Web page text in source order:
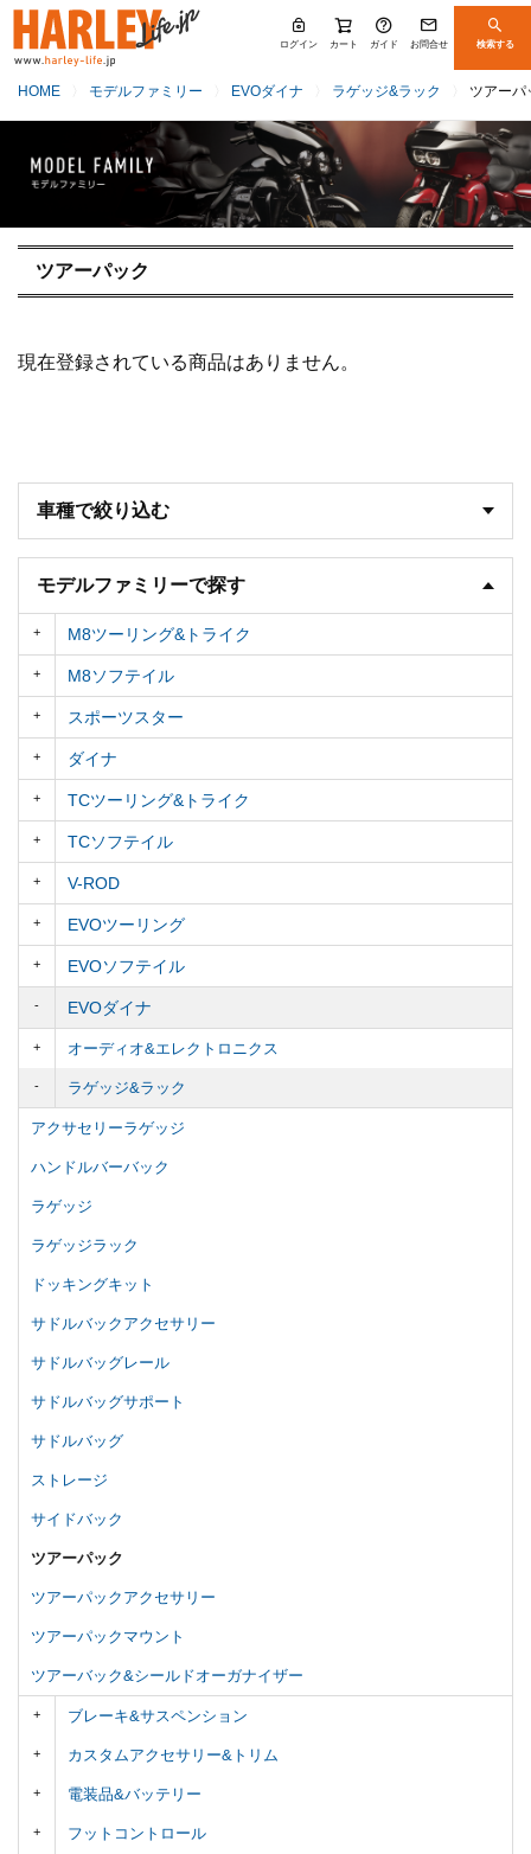
ログイン カート ガイド お問合せ 検索する
HOME モデルファミリー EVOダイナ ラゲッジ&ラック ツアーパ
ツアーパック
現在登録されている商品はありません。
車種で絞り込む
モデルファミリーで探す
M8ツーリング&トライク
M8ソフテイル
スポーツスター
ダイナ
TCツーリング&トライク
TCソフテイル
V-ROD
EVOツーリング
EVOソフテイル
EVOダイナ
オーディオ&エレクトロニクス
ラゲッジ&ラック
アクサセリーラゲッジ
ハンドルバーバック
ラゲッジ
ラゲッジラック
ドッキングキット
サドルバックアクセサリー
サドルバッグレール
サドルバッグサポート
サドルバッグ
ストレージ
サイドバック
ツアーパック
ツアーパックアクセサリー
ツアーパックマウント
ツアーバック&シールドオーガナイザー
ブレーキ&サスペンション
カスタムアクセサリー&トリム
電装品&バッテリー
フットコントロール